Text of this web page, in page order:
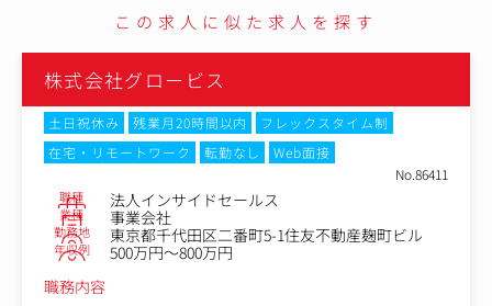
・オンボーディング支援
初期設定のサポートや操作レクチャーを行い、顧客がプロ
ダクトを使いこなせる状態を作ります。
・活用促進
利用状況を分析し、ヒアリングを通じて顧客の抱える課題
を明らかにした上で、改善提案を行います。
・プロダクトフィードバック
プロダクトに対する顧客の声を開発チームへ共有し、機能
・新たなサービスの立案
日々の顧客接点で得たアイデアなどを元に、より多くの顧
客を成功に導くための新たなサービスの企画を行います。
等を担っていただきます。
この求人に似た求人を探す
株式会社データX
土日祝休み 転勤なし
Web面接
職種 インサイドセールス
ITサービス・ソリューション会社
勤務地
東京都新宿区西新宿7丁目20-1住友不動産西新宿
ビル 26F
年収例
420万円～500万円